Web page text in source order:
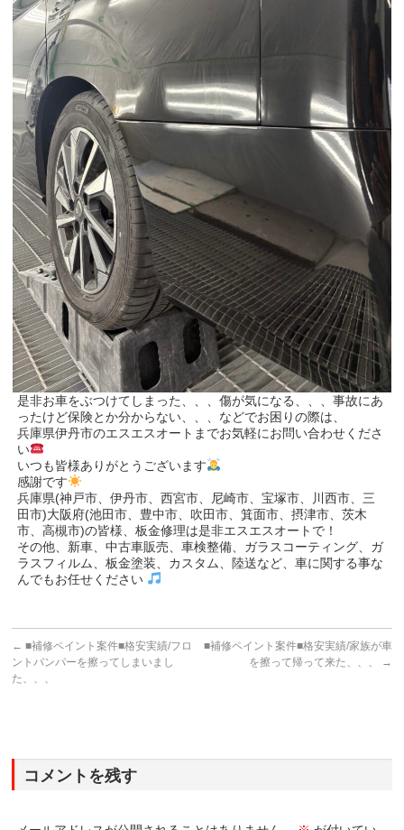
是非お車をぶつけてしまった、、、傷が気になる、、、事故にあ
ったけど保険とか分からない、、、などでお困りの際は、
兵庫県伊丹市のエスエスオートまでお気軽にお問い合わせくださ
い
いつも皆様ありがとうございます
感謝です
兵庫県(神戸市、伊丹市、西宮市、尼崎市、宝塚市、川西市、三
田市)大阪府(池田市、豊中市、吹田市、箕面市、摂津市、茨木
市、高槻市)の皆様、板金修理は是非エスエスオートで！
その他、新車、中古車販売、車検整備、ガラスコーティング、ガ
ラスフィルム、板金塗装、カスタム、陸送など、車に関する事な
んでもお任せください
← ■補修ペイント案件■格安実績/フロ
ントバンパーを擦ってしまいまし
た、、、
■補修ペイント案件■格安実績/家族が車
を擦って帰って来た、、、
→
コメントを残す